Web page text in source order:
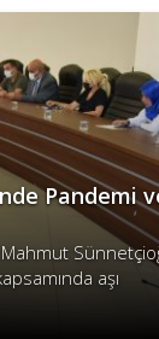
Pandemi
aşı